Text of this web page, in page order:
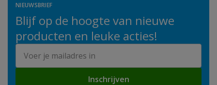
NIEUWSBRIEF
Blijf op de hoogte van nieuwe
producten en leuke acties!
Inschrijven